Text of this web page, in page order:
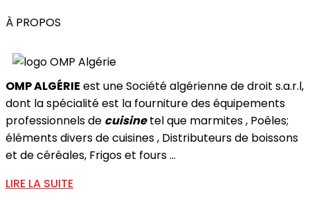
À PROPOS
OMP ALGÉRIE est une Société algérienne de droit s.a.r.l,
dont la spécialité est la fourniture des équipements
professionnels de cuisine tel que marmites , Poêles;
éléments divers de cuisines , Distributeurs de boissons
et de céréales, Frigos et fours ...
LIRE LA SUITE